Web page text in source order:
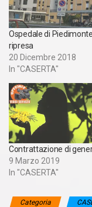
Ospedale di
ripresa
20 Dicembre 2018
In "CASERTA"
Contrattazione di
9 Marzo 2019
In "CASERTA"
Categoria